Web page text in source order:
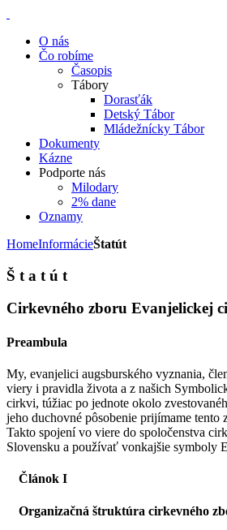
O nás
Čo robíme
Časopis
Tábory
Dorasťák
Detský Tábor
Mládežnícky Tábor
Dokumenty
Kázne
Podporte nás
Milodary
2% dane
Oznamy
HomeInformácieŠtatút
Š t a t ú t
Cirkevného zboru Evanjelickej
Preambula
My, evanjelici augsburského vyznania,
viery i pravidla života a z našich
cirkvi, túžiac po jednote okolo
jeho duchovné pôsobenie prijímame
Takto spojení vo viere do spoločenstva
Slovensku a používať vonkajšie symboly
Článok I
Organizačná štruktúra cirkevného